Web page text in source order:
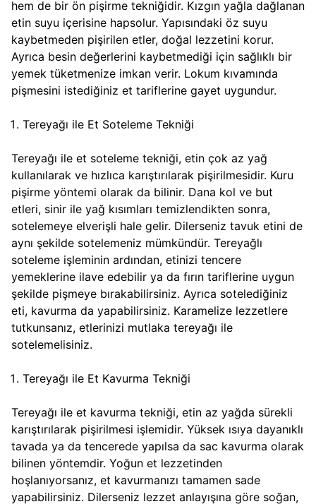
hem de bir ön pişirme tekniğidir. Kızgın yağla dağlanan
etin suyu içerisine hapsolur. Yapısındaki öz suyu
kaybetmeden pişirilen etler, doğal lezzetini korur.
Ayrıca besin değerlerini kaybetmediği için sağlıklı bir
yemek tüketmenize imkan verir. Lokum kıvamında
pişmesini istediğiniz et tariflerine gayet uygundur.
Tereyağı ile Et Soteleme Tekniği
Tereyağı ile et soteleme tekniği, etin çok az yağ
kullanılarak ve hızlıca karıştırılarak pişirilmesidir. Kuru
pişirme yöntemi olarak da bilinir. Dana kol ve but
etleri, sinir ile yağ kısımları temizlendikten sonra,
sotelemeye elverişli hale gelir. Dilerseniz tavuk etini de
aynı şekilde sotelemeniz mümkündür. Tereyağlı
soteleme işleminin ardından, etinizi tencere
yemeklerine ilave edebilir ya da fırın tariflerine uygun
şekilde pişmeye bırakabilirsiniz. Ayrıca sotelediğiniz
eti, kavurma da yapabilirsiniz. Karamelize lezzetlere
tutkunsanız, etlerinizi mutlaka tereyağı ile
sotelemelisiniz.
Tereyağı ile Et Kavurma Tekniği
Tereyağı ile et kavurma tekniği, etin az yağda sürekli
karıştırılarak pişirilmesi işlemidir. Yüksek ısıya dayanıklı
tavada ya da tencerede yapılsa da sac kavurma olarak
bilinen yöntemdir. Yoğun et lezzetinden
hoşlanıyorsanız, et kavurmanızı tamamen sade
yapabilirsiniz. Dilerseniz lezzet anlayışına göre soğan,